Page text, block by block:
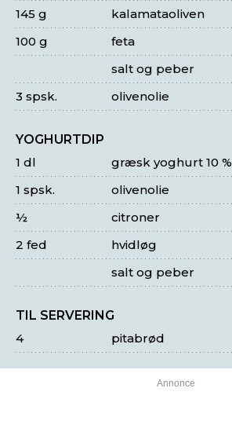
kalamataoliven
145 g
feta
100 g
salt og peber
olivenolie
3 spsk.
YOGHURTDIP
græsk yoghurt 10 %
1 dl
olivenolie
1 spsk.
citroner
½
hvidløg
2 fed
salt og peber
TIL SERVERING
pitabrød
4